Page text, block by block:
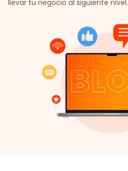
llevar tu negocio al siguiente nivel.